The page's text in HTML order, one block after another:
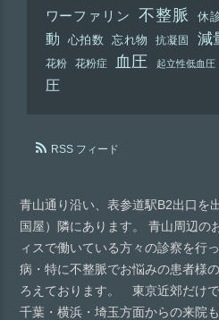
ワーファリン 不整脈 休
動
心拍数 忘れ物 抗凝固 減
花粉 花粉症 血圧 起立性低血圧
圧
RSS フィード
青山通り沿い、表参道駅B2出口を
国屋）隣にあります。 青山周辺の
ィスで働いている方々の診察を
病・特に不整脈でお悩みの患者様
ろえております。 東京近郊だけで
千葉・横浜・埼玉方面からの来院